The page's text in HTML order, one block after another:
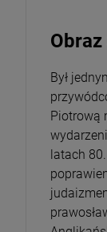
Obraz
Był
Piotrową
latach